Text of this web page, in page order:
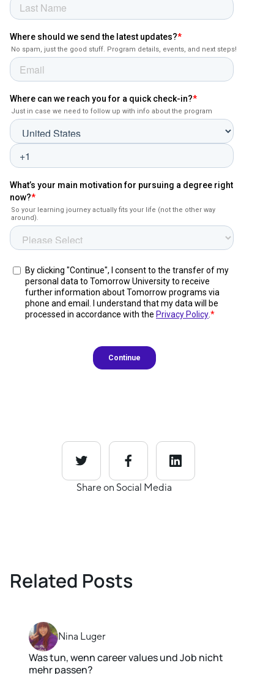
Share on Social Media
Related Posts
Nina Luger
Was tun, wenn career values und Job nicht
mehr passen?